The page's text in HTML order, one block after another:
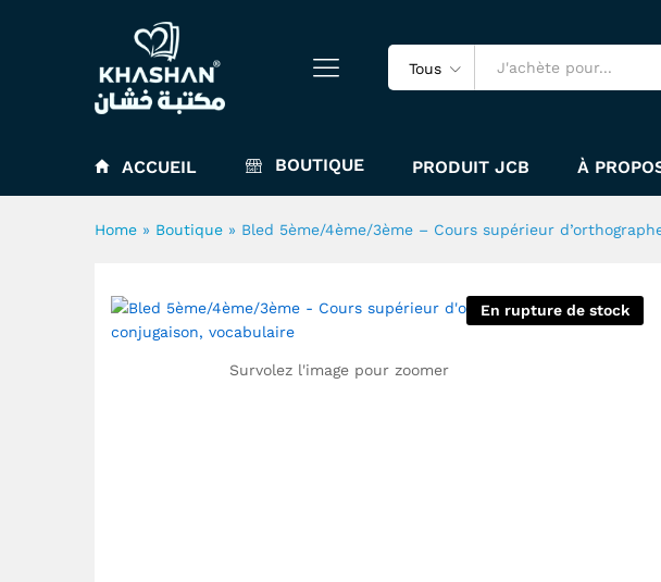
Tous
ACCUEIL BOUTIQUE PRODUIT JCB À
Home » Boutique » Bled 5ème/4ème/3ème – Cours supérieur
En rupture de stock
Survolez l'image pour zoomer
Bled 5ème/4ème/3ème - Cours supérieur